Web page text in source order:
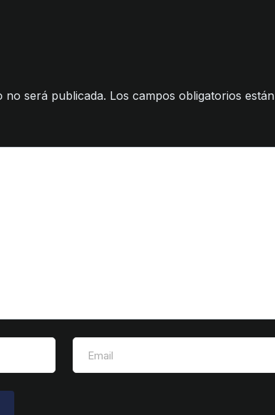
no será publicada. Los campos obligatorios están